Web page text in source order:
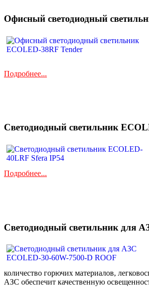
Офисный светодиодный
Подробнее...
Светодиодный светильник
Подробнее...
Светодиодный светильник для
количество горючих материалов,
АЗС обеспечит качественную